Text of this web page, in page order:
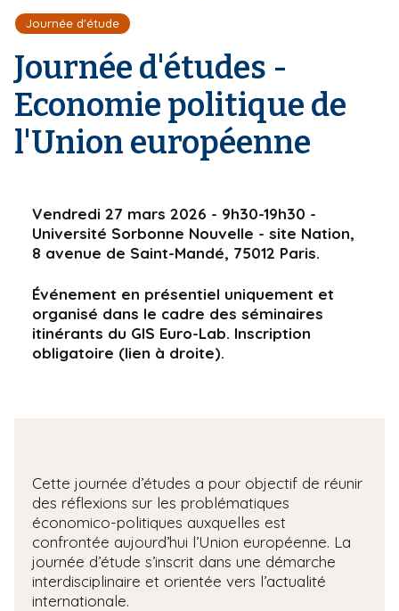
d
'
r
i
a
n
e
Journée d'étude
Journée d'études -
Economie politique de
l'Union européenne
Vendredi 27 mars 2026 - 9h30-19h30 -
Université Sorbonne Nouvelle - site Nation,
8 avenue de Saint-Mandé, 75012 Paris.
Événement en présentiel uniquement et
organisé dans le cadre des séminaires
itinérants du GIS Euro-Lab. Inscription
obligatoire (lien à droite).
Cette journée d’études a pour objectif de réunir
des réflexions sur les problématiques
économico-politiques auxquelles est
confrontée aujourd’hui l’Union européenne. La
journée d’étude s’inscrit dans une démarche
interdisciplinaire et orientée vers l’actualité
internationale.